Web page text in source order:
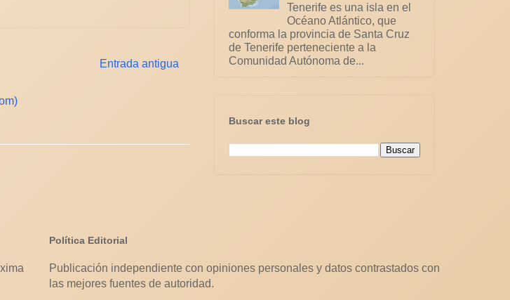
Entrada antigua
Tenerife es una isla en el
Océano Atlántico, que
conforma la provincia de Santa Cruz
de Tenerife perteneciente a la
Comunidad Autónoma de...
Buscar este blog
Política Editorial
Publicación independiente con opiniones personales y datos contrastados con
las mejores fuentes de autoridad.